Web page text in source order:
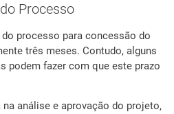
Processo
processo para concessão do
três meses. Contudo, alguns
podem fazer com que este prazo
na análise e aprovação do projeto,